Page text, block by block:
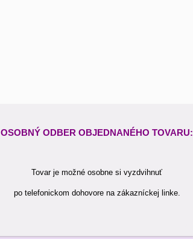
OSOBNÝ ODBER OBJEDNANÉHO TOVARU:
Tovar je možné osobne si vyzdvihnuť
po telefonickom dohovore na zákazníckej linke.